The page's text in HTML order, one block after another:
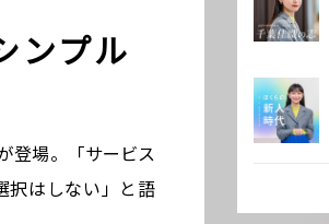
ンプル
登場。「サービス
択はしない」と語